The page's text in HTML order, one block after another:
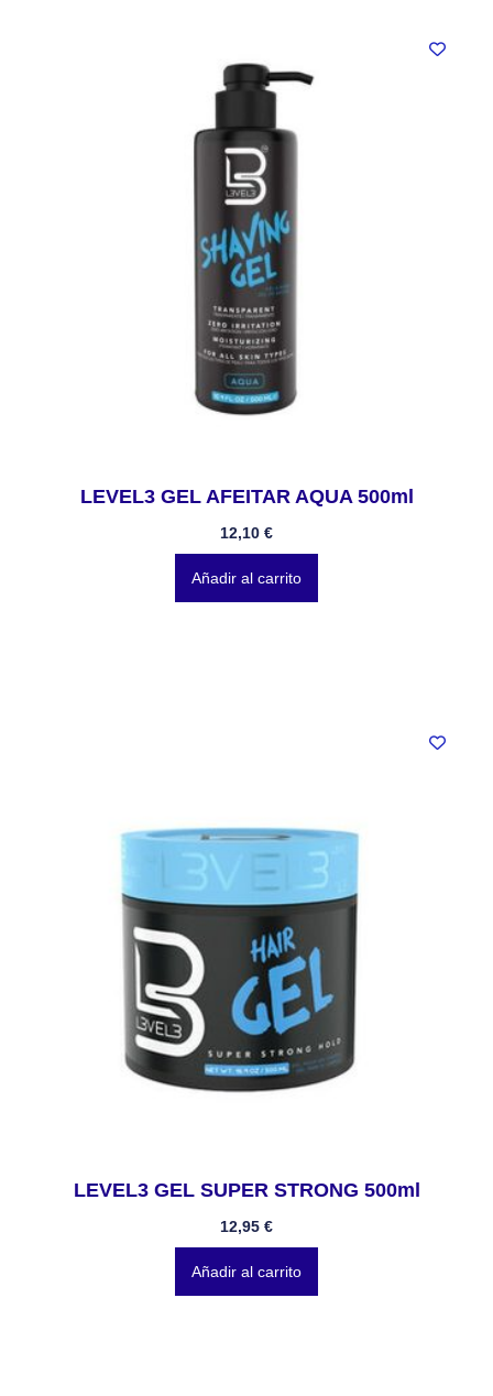
LEVEL3 GEL AFEITAR AQUA 500ml
12,10 €
Añadir al carrito
LEVEL3 GEL SUPER STRONG 500ml
12,95 €
Añadir al carrito